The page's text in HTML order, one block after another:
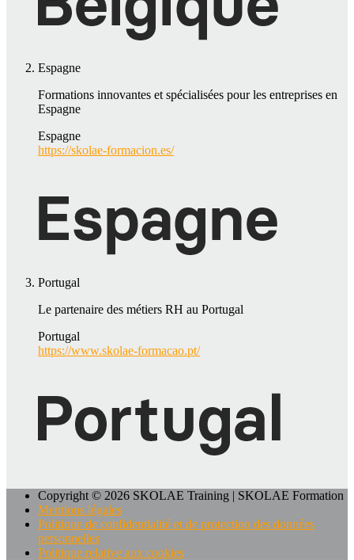
Espagne
Formations innovantes et spécialisées pour les entreprises en
Espagne
Espagne
https://skolae-formacion.es/
Portugal
Le partenaire des métiers RH au Portugal
Portugal
https://www.skolae-formacao.pt/
Copyright © 2026 SKOLAE Training | SKOLAE Formation
Mentions légales
Politique de confidentialité et de protection des données
personnelles
Politique relative aux cookies